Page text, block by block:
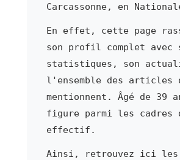
Carcassonne, en
En effet, cette page
son profil complet avec
statistiques, son
l'ensemble des articles
mentionnent. Âgé de 39
figure parmi les cadres
effectif.
Ainsi, retrouvez ici les